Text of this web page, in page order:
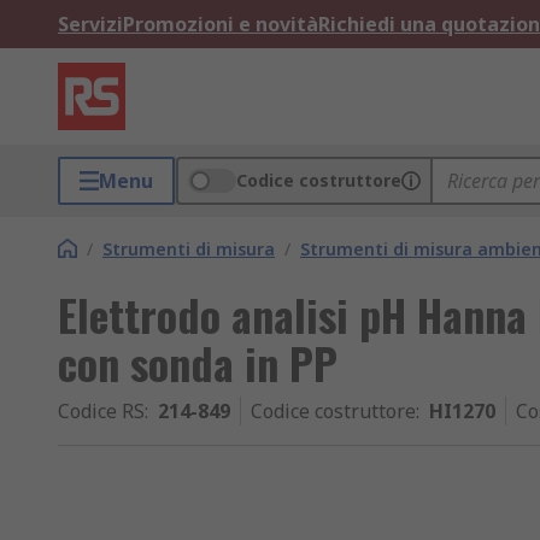
ServiziPromozioni e novitàRichiedi una
Menu Codice costruttore
/ Strumenti di misura / Strumenti di misura
Elettrodo analisi pH
con sonda in PP
Codice RS: 214-849 Codice costruttore: HI1270